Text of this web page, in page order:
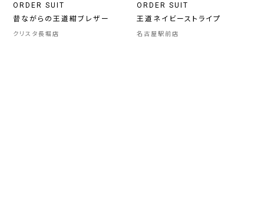
ORDER SUIT
昔ながらの王道紺ブレザー
クリスタ長堀店
ORDER SUIT
王道ネイビーストライプ
名古屋駅前店